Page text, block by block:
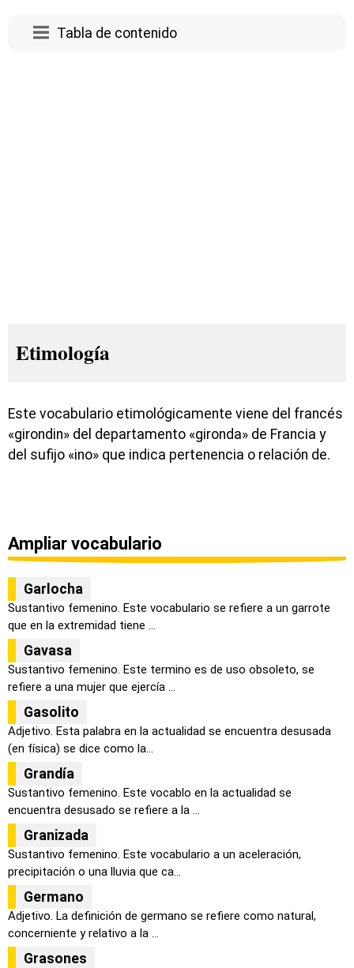
Tabla de contenido
Etimología
Este vocabulario etimológicamente viene del francés
«girondin» del departamento «gironda» de Francia y
del sufijo «ino» que indica pertenencia o relación de.
Ampliar vocabulario
Garlocha
Sustantivo femenino. Este vocabulario se refiere a un garrote
que en la extremidad tiene ...
Gavasa
Sustantivo femenino. Este termino es de uso obsoleto, se
refiere a una mujer que ejercía ...
Gasolito
Adjetivo. Esta palabra en la actualidad se encuentra desusada
(en física) se dice como la...
Grandía
Sustantivo femenino. Este vocablo en la actualidad se
encuentra desusado se refiere a la ...
Granizada
Sustantivo femenino. Este vocabulario a un aceleración,
precipitación o una lluvia que ca...
Germano
Adjetivo. La definición de germano se refiere como natural,
concerniente y relativo a la ...
Grasones